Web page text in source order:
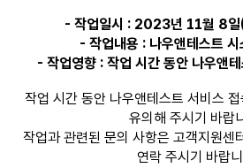
- 작업일시 : 2023년 11월 8
- 작업내용 : 나우앤테스트 시
- 작업영향 : 작업 시간 동안 나우앤
작업 시간 동안 나우앤테스트 서비스
유의해 주시기 바랍
작업과 관련된 문의 사항은 고객지원센
연락 주시기 바랍